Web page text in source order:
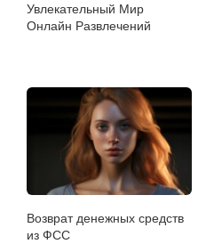
Увлекательный Мир
Онлайн Развлечений
Возврат денежных средств
из ФСС